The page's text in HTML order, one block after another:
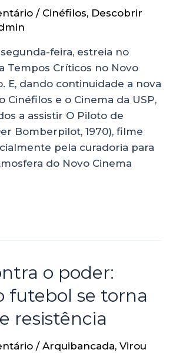
/ Cinéfilos, Descobrir
feira, estreia no
Tempos Críticos no Novo
E, dando continuidade a nova
Cinéfilos e o Cinema da USP,
a assistir O Piloto de
Bomberpilot, 1970), filme
pela curadoria para
do Novo Cinema
o poder:
futebol se torna
resistência
/ Arquibancada, Virou